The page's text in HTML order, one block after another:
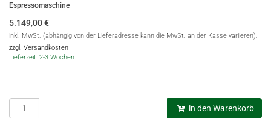
Espressomaschine
5.149,00€
inkl. MwSt. (abhängig von der Lieferadresse kann die MwSt. an der Kasse variieren),
zzgl. Versandkosten
Lieferzeit: 2-3 Wochen
in den Warenkorb